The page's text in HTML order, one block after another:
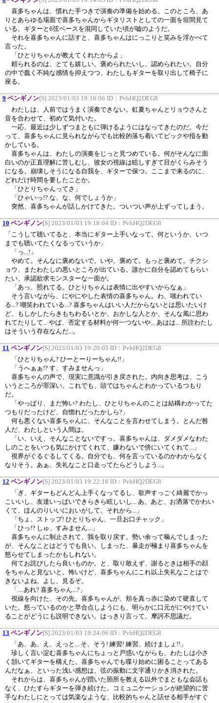
喜多ちゃんは、慣れた手つきで演奏の準備を始める。このところ、あ
りとあらゆる場面で喜多ちゃんからギタリストとしての一面を垣間見て
いる。ギターと6弦ベースを混同していた頃が嘘のようだ。
それを喜多ちゃんに話すと、喜多ちゃんはにっこりと笑みを浮かべて
言った。
「ひとりちゃんが教えてくれたからよ」
頼られるのは、とても嬉しい。褒められたいし、認められたい。自分
の中で蠢く不純な感情を抑えつつ、わたしもギターを取り出して椅子に
座る。
9 ペンギノン[S] 2023/01/03 19:16:06 ID： PvhHQ2DEG8
わたしは、人前ではうまく演奏できない。虹夏ちゃんとリョウさんと
音を合わせて、初めて気付いた。
一応、最近は少しずつまともに弾けるようにはなってきたのだ。今だ
って、喜多ちゃんに見られながらでも比較的落ち着いてピックや指を動
かしている。
喜多ちゃんは、わたしの演奏をじっと見つめている。何がそんなに面
白いのか正直理解に苦しむし、彼女の視線は眩しすぎて目がくらみそう
になる。崩壊しそうになる自我を、ギターで保つ。ここまで来るのに、
どれだけ時間を要したことか。
「ひとりちゃんってさ」
「ひゃいっ!? な、な、何でしょうか」
突然、喜多ちゃんが話しかけてきた。ついつい声が上ずってしまう。
10 ペンギノン[S] 2023/01/03 19:18:04 ID： PvhHQ2DEG8
「こうして聴いてると、本当にギター上手いなって。何というか、いつ
までも聴いてたくなるっていうか」
「っ...!」
やめて。そんなに褒めないで。いや、褒めて。もっと褒めて。チクシ
ョウ、またわたしの悪いところが出ている。誰かに自分を認めてもらい
たい、承認欲求モンスターな一面が。
「あっ、照れてる。ひとりちゃんは表情に出やすいからなぁ」
そう言いながら、にやにやした表情の喜多ちゃん。わ、嗤われてい
る...? 嘲笑われている...? 喜多ちゃんはいい人だからないとは思いたいけ
ど、もしかしたらきもちわるいとか、おかしな人とか、そんな風に思わ
れてたりして... やば、否定する材料が何一つないや... あはは... 所詮わたし
はそういう存在なんだ...。
11 ペンギノン[S] 2023/01/03 19:20:05 ID： PvhHQ2DEG8
「ひとりちゃん? ひーとーりーちゃん!!」
「うへぁぁ!? す、すみませんっ」
喜多ちゃんの声で、現実に意識が引き戻された。内向き思考は、こう
いうところが罪深い。これでも、頭ではちゃんとわかっているつもり
だ。
「やっぱり、まだ怖い? わたし、ひとりちゃんのことは結構わかってた
つもりだったけど、自惚れだったかしら?」
何も悪くない喜多ちゃんに、そんなことを言わせてしまう。とんだ咎
人だ、わたしという人間は。
「い、いえ、そんなことないですっ。喜多ちゃんは、ダメダメなわた
しのことをいつも気にかけてくれて、嫌わないで傍にいてくれて...」
視界がぐるぐるしてくる。自分でも、何を言っているのかわからなく
なりそう。あぁ、失礼なこと口走ってたらどうしよう...。
12 ペンギノン[S] 2023/01/03 19:22:16 ID： PvhHQ2DEG8
「ぎ、ギターもどんどん上手くなってるし、歌声すっごく綺麗でかっ
こいいし、友達いっぱいできらきら眩しいし... あ、あと、お洒落でかわい
くて、ほんのりいいにおいがして、それから...」
「ちょ、ストップ! ひとりちゃん、一旦お口チャック」
「ひっ!? しゅ、すみません...」
喜多ちゃんに制止されて、我を取り戻す。勢い余って噛んでしまった
が、そんなことはどうでも良い。しまった、暴走が極まり喜多ちゃんを
怒らせてしまったかもしれない。
何てお詫びしたら良いものか。と、取り敢えず、謝るときは相手の顔
をちゃんと見ないと。怖いけど、喜多ちゃんにこれ以上失礼なことはで
きないよね。よし、見るぞ。
「... あれ? 喜多ちゃん...?」
視線を向けた、その先。喜多ちゃんが、頬を真っ赤に染めて硬直して
いた。怒っているのかと早合点しようにも、明らかに口元がにやけてい
ることがどうにも説明できない。はっきり言って、摩訶不思議だ。
13 ペンギノン[S] 2023/01/03 19:24:06 ID： PvhHQ2DEG8
「あ、あ、え、えっと... そ、そう! 練習! 練習、続けましょ!!」
珍しく言い淀む喜多ちゃんにちょっと戸惑いながらも、わたしは小さ
く頷いてギターを構えた。喜多ちゃんでも喋り始めに困ることってある
んだなぁ、といった浅い感想は、弦の振動に文字通りかき消された。
それからは、喜多ちゃんが躓いた箇所を教える以外でまともな会話も
なく、ひたすらギターを弾き続けた。コミュニケーションが絶望的に苦
手なわたしにとっては気楽なような、比較的ちゃんと話せる相手がすぐ